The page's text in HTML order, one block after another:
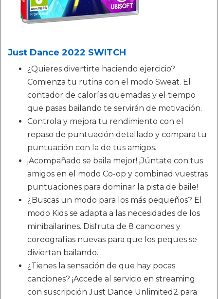
Just Dance 2022 SWITCH
¿Quieres divertirte haciendo ejercicio?
Comienza tu rutina con el modo Sweat. El
contador de calorías quemadas y el tiempo
que pasas bailando te servirán de motivación.
Controla y mejora tu rendimiento con el
repaso de puntuación detallado y compara tu
puntuación con la de tus amigos.
¡Acompañado se baila mejor! ¡Júntate con tus
amigos en el modo Co-op y combinad vuestras
puntuaciones para dominar la pista de baile!
¿Buscas un modo para los más pequeños? El
modo Kids se adapta a las necesidades de los
minibailarines. Disfruta de 8 canciones y
coreografías nuevas para que los peques se
diviertan bailando.
¿Tienes la sensación de que hay pocas
canciones? ¡Accede al servicio en streaming
con suscripción Just Dance Unlimited2 para